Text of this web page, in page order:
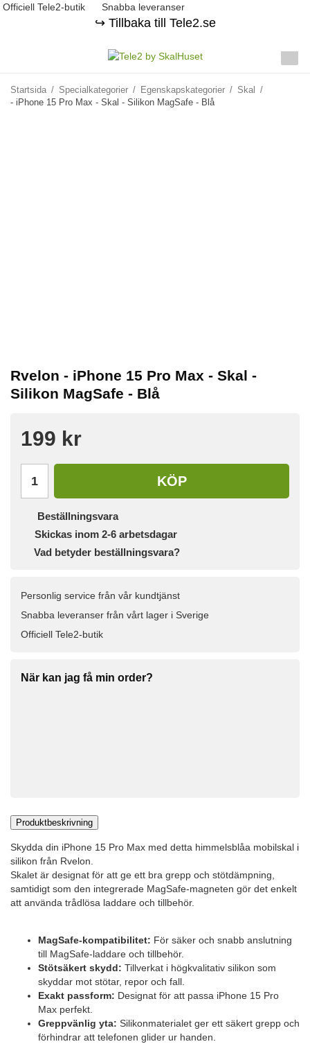
Officiell Tele2-butik Snabba leveranser
↪️ Tillbaka till Tele2.se
Startsida / Specialkategorier / Egenskapskategorier / Skal
/
- iPhone 15 Pro Max - Skal - Silikon MagSafe - Blå
Rvelon - iPhone 15 Pro Max - Skal -
Silikon MagSafe - Blå
199 kr
KÖP
Beställningsvara
Skickas inom 2-6 arbetsdagar
Vad betyder beställningsvara?
Personlig service från vår kundtjänst
Snabba leveranser från vårt lager i Sverige
Officiell Tele2-butik
När kan jag få min order?
Produktbeskrivning
Skydda din iPhone 15 Pro Max med detta himmelsblåa mobilskal i
silikon från Rvelon.
Skalet är designat för att ge ett bra grepp och stötdämpning,
samtidigt som den integrerade MagSafe-magneten gör det enkelt
att använda trådlösa laddare och tillbehör.
MagSafe-kompatibilitet: För säker och snabb anslutning
till MagSafe-laddare och tillbehör.
Stötsäkert skydd: Tillverkat i högkvalitativ silikon som
skyddar mot stötar, repor och fall.
Exakt passform: Designat för att passa iPhone 15 Pro
Max perfekt.
Greppvänlig yta: Silikonmaterialet ger ett säkert grepp och
förhindrar att telefonen glider ur handen.